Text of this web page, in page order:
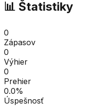
📊 Štatistiky
0
Zápasov
0
Výhier
0
Prehier
0.0%
Úspešnosť